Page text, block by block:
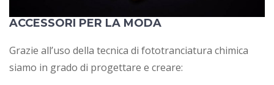
ACCESSORI PER LA MODA
Grazie all’uso della tecnica di fototranciatura chimica
siamo in grado di progettare e creare: